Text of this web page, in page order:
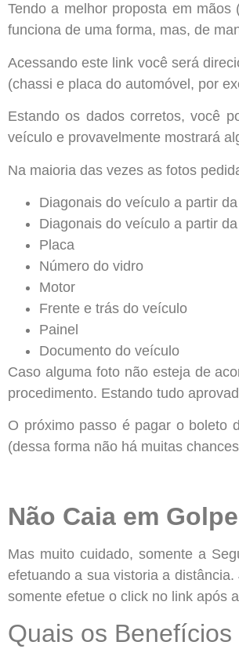
Tendo a melhor proposta em mãos
funciona de uma forma, mas, de
Acessando este link você será
(chassi e placa do automóvel, por
Estando os dados corretos, você
veículo e provavelmente mostrará
Na maioria das vezes as fotos
Diagonais do veículo a partir
Diagonais do veículo a partir
Placa
Número do vidro
Motor
Frente e trás do veículo
Painel
Documento do veículo
Caso alguma foto não esteja de
procedimento. Estando tudo
O próximo passo é pagar o boleto
(dessa forma não há muitas
Não Caia em
Mas muito cuidado, somente a
efetuando a sua vistoria a
somente efetue o click no link após
Quais os